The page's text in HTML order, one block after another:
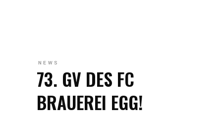
NEWS
73. GV DES FC
BRAUEREI EGG!